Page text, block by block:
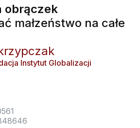
- Multimedia
- Dla Dzieci
dydaktyczne
- Podręczniki
dydaktyczne
obrączek
małzeństwo na całe
Instytut Globalizacji